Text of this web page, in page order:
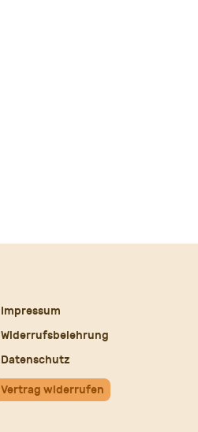
Impressum
Widerrufsbelehrung
Datenschutz
Vertrag widerrufen